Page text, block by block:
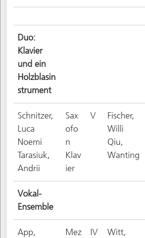
Duo:
Klavier
und ein
Holzblasin
strument
Schnitzer,
Luca
Noemi
Tarasiuk,
Andrii
Sax
ofo
n
Klav
ier
V
Fischer,
Willi
Qiu,
Wanting
Vokal-
Ensemble
App,
Mez
IV
Witt,